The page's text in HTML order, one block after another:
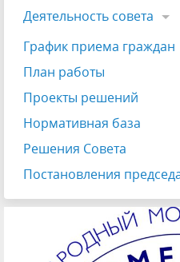
Деятельность совета
График приема граждан
План работы
Проекты решений
Нормативная база
Решения Совета
Постановления